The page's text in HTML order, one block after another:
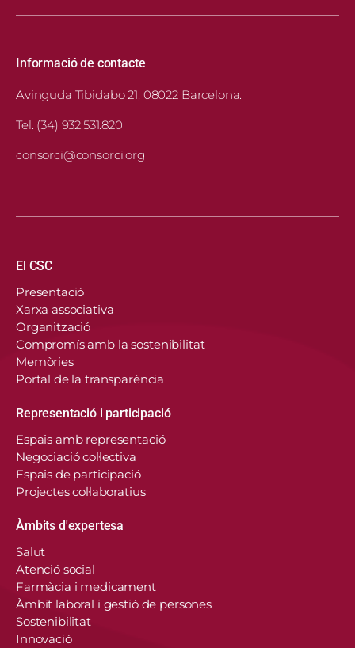
Informació de contacte
Avinguda Tibidabo 21, 08022 Barcelona.
Tel. (34) 932.531.820
consorci@consorci.org
Navegació principal
El CSC
Presentació
Xarxa associativa
Organització
Compromís amb la sostenibilitat
Memòries
Portal de la transparència
Representació i participació
Espais amb representació
Negociació col·lectiva
Espais de participació
Projectes col·laboratius
Àmbits d'expertesa
Salut
Atenció social
Farmàcia i medicament
Àmbit laboral i gestió de persones
Sostenibilitat
Innovació